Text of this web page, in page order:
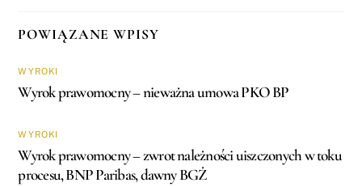
POWIĄZANE WPISY
WYROKI
Wyrok prawomocny – nieważna umowa PKO BP
WYROKI
Wyrok prawomocny – zwrot należności uiszczonych w toku
procesu, BNP Paribas, dawny BGŻ